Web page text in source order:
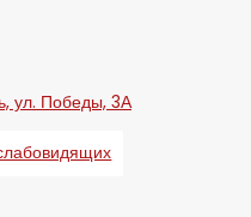
ул. Победы, 3А